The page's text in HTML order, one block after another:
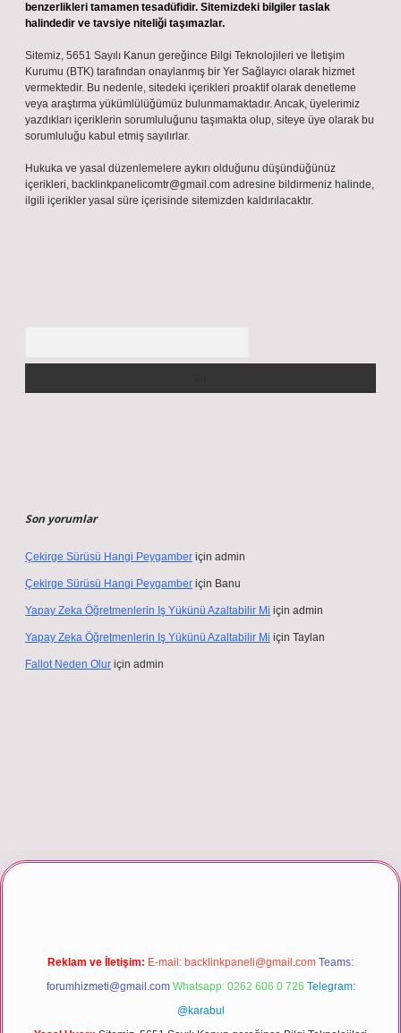
benzerlikleri tamamen tesadüfidir. Sitemizdeki bilgiler taslak
halindedir ve tavsiye niteliği taşımazlar.
Sitemiz, 5651 Sayılı Kanun gereğince Bilgi Teknolojileri ve İletişim
Kurumu (BTK) tarafından onaylanmış bir Yer Sağlayıcı olarak hizmet
vermektedir. Bu nedenle, sitedeki içerikleri proaktif olarak denetleme
veya araştırma yükümlülüğümüz bulunmamaktadır. Ancak, üyelerimiz
yazdıkları içeriklerin sorumluluğunu taşımakta olup, siteye üye olarak bu
sorumluluğu kabul etmiş sayılırlar.
Hukuka ve yasal düzenlemelere aykırı olduğunu düşündüğünüz
içerikleri, backlinkpanelicomtr@gmail.com adresine bildirmeniz halinde,
ilgili içerikler yasal süre içerisinde sitemizden kaldırılacaktır.
Son yorumlar
Çekirge Sürüsü Hangi Peygamber için admin
Çekirge Sürüsü Hangi Peygamber için Banu
Yapay Zeka Öğretmenlerin Iş Yükünü Azaltabilir Mi için admin
Yapay Zeka Öğretmenlerin Iş Yükünü Azaltabilir Mi için Taylan
Fallot Neden Olur için admin
Reklam ve İletişim: E-mail: backlinkpaneli@gmail.com Teams:
forumhizmeti@gmail.com Whatsapp: 0262 606 0 726 Telegram:
@karabul